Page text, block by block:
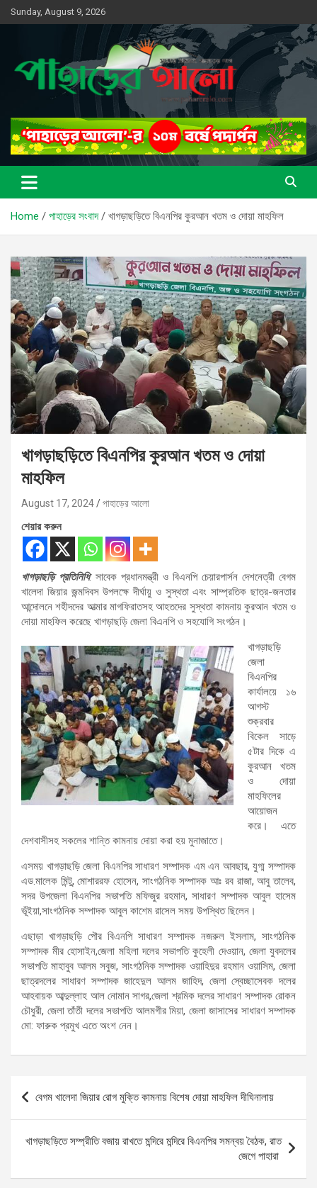
Skip
to
Sunday, August 9, 2026
পাহাড়ের আলো
সত্যের সন্ধানে, পাহাড়ের পথে
Home পাহাড়ের সংবাদ খাগড়াছড়িতে বিএনপির কুরআন খতম ও দোয়া মাহফিল
খাগড়াছড়িতে বিএনপির কুরআন খতম ও দোয়া
মাহফিল
August 17, 2024 পাহাড়ের আলো
শেয়ার করুন
খাগড়াছড়ি প্রতিনিধি: সাবেক প্রধানমন্ত্রী ও বিএনপি চেয়ারপার্সন দেশনেত্রী বেগম
খালেদা জিয়ার জন্মদিবস উপলক্ষে দীর্ঘায়ু ও সুস্থতা এবং সাম্প্রতিক ছাত্র-জনতার
আন্দোলনে শহীদদের আত্মার মাগফিরাতসহ আহতদের সুস্থতা কামনায় কুরআন খতম ও
দোয়া মাহফিল করেছে খাগড়াছড়ি জেলা বিএনপি ও সহযোগি সংগঠন।
খাগড়াছড়ি
জেলা
বিএনপির
কার্যালয়ে ১৬
আগস্ট
শুক্রবার
বিকেল সাড়ে
৫টার দিকে এ
কুরআন খতম
ও দোয়া
মাহফিলের
আয়োজন
করে। এতে
দেশবাসীসহ সকলের শান্তি কামনায় দোয়া করা হয় মুনাজাতে।
এসময় খাগড়াছড়ি জেলা বিএনপির সাধারণ সম্পাদক এম এন আবছার, যুগ্ম সম্পাদক
এড.মালেক মিন্টু, মোশাররফ হোসেন, সাংগঠনিক সম্পাদক আঃ রব রাজা, আবু তালেব,
সদর উপজেলা বিএনপির সভাপতি মফিজুর রহমান, সাধারণ সম্পাদক আবুল হাসেম
ভূঁইয়া,সাংগঠনিক সম্পাদক আবুল কাশেম রাসেল সময় উপস্থিত ছিলেন।
এছাড়া খাগড়াছড়ি পৌর বিএনপি সাধারণ সম্পাদক নজরুল ইসলাম, সাংগঠনিক
সম্পাদক মীর হোসাইন,জেলা মহিলা দলের সভাপতি কুহেলী দেওয়ান, জেলা যুবদলের
সভাপতি মাহাবুব আলম সবুজ, সাংগঠনিক সম্পাদক ওয়াহিদুর রহমান ওয়াসিম, জেলা
ছাত্রদলের সাধারণ সম্পাদক জাহেদুল আলম জাহিদ, জেলা স্বেচ্ছাসেবক দলের
আহবায়ক আব্দুল্লাহ আল নোমান সাগর,জেলা শ্রমিক দলের সাধারণ সম্পাদক রোকন
চৌধুরী, জেলা তাঁতী দলের সভাপতি আলমগীর মিয়া, জেলা জাসাসের সাধারণ সম্পাদক
মো: ফারুক প্রমুখ এতে অংশ নেন।
Post
navigation
বেগম খালেদা জিয়ার রোগ মুক্তি কামনায় বিশেষ দোয়া মাহফিল দীঘিনালায়
খাগড়াছড়িতে সম্প্রীতি বজায় রাখতে মন্দিরে মন্দিরে বিএনপির সমন্বয় বৈঠক, রাত
জেগে পাহারা